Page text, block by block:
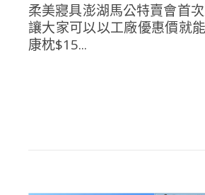
柔美寢具澎湖馬公特賣會首
讓大家可以以工廠優惠價就
康枕$15...